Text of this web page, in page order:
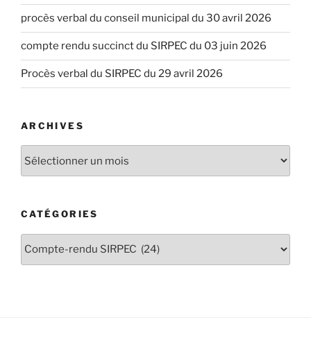
procès verbal du conseil municipal du 30 avril 2026
compte rendu succinct du SIRPEC du 03 juin 2026
Procès verbal du SIRPEC du 29 avril 2026
ARCHIVES
CATÉGORIES